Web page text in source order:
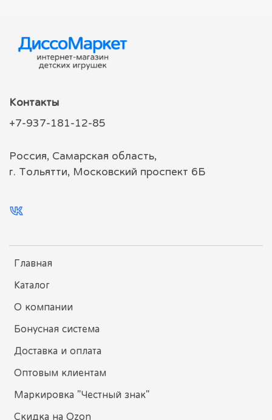
Главная
Каталог
О компании
Бонусная система
Доставка и оплата
Оптовым клиентам
Маркировка "Честный знак"
Скидка на Ozon
Контакты
+7-937-181-12-85
Россия, Самарская область,
г. Тольятти, Московский проспект 6Б